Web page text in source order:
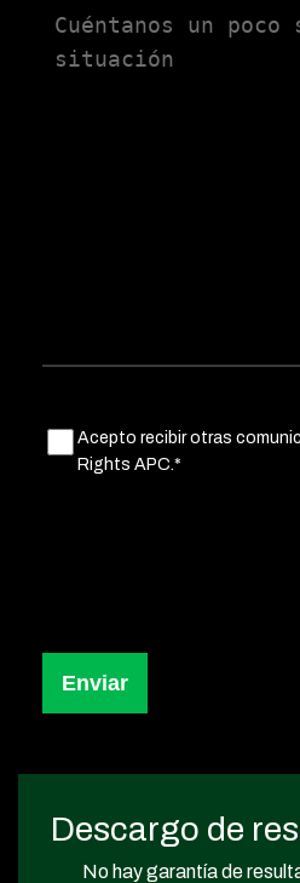
Untitled
Untitled(Obligatorio)
Acepto recibir otras
Rights APC.*
Descargo de
No hay garantía de